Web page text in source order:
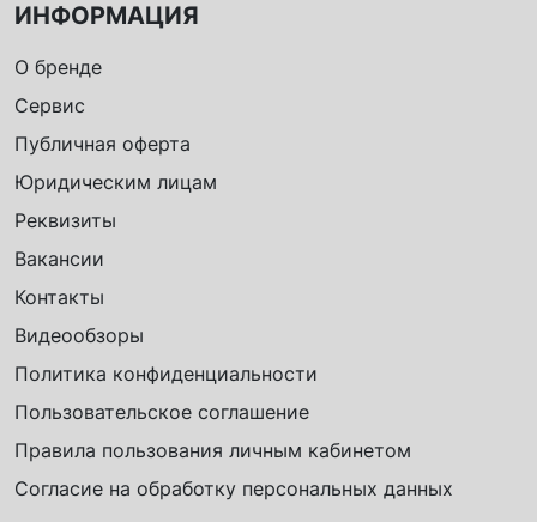
ИНФОРМАЦИЯ
О бренде
Сервис
Публичная оферта
Юридическим лицам
Реквизиты
Вакансии
Контакты
Видеообзоры
Политика конфиденциальности
Пользовательское соглашение
Правила пользования личным кабинетом
Согласие на обработку персональных данных